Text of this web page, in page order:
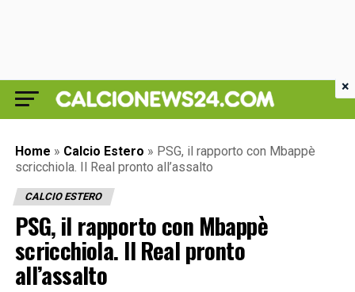
Home » Calcio Estero » PSG, il rapporto con Mbappè
scricchiola. Il Real pronto all’assalto
CALCIO ESTERO
PSG, il rapporto con Mbappè
scricchiola. Il Real pronto
all’assalto
×